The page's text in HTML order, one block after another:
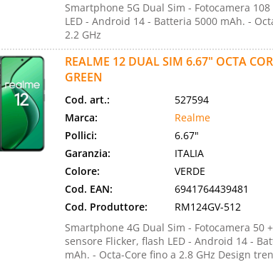
Smartphone 5G Dual Sim - Fotocamera 108
LED - Android 14 - Batteria 5000 mAh. -
2.2 GHz
REALME 12 DUAL SIM 6.67" OCTA
GREEN
Cod. art.:
527594
Marca:
Realme
Pollici:
6.67"
Garanzia:
ITALIA
Colore:
VERDE
Cod. EAN:
6941764439481
Cod. Produttore:
RM124GV-512
Smartphone 4G Dual Sim - Fotocamera 50
sensore Flicker, flash LED - Android 14 -
mAh. - Octa-Core fino a 2.8 GHz Design